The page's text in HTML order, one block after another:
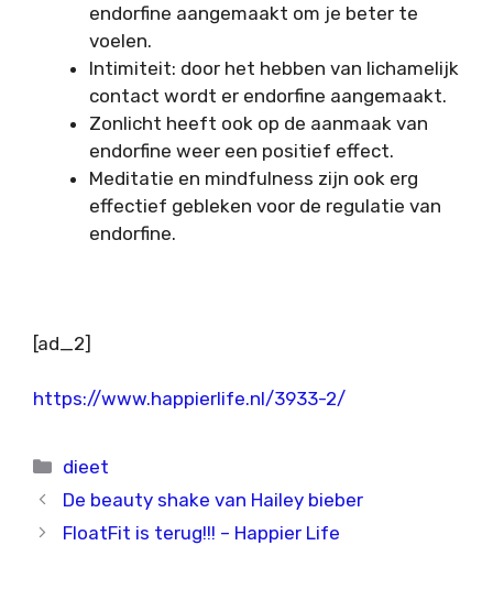
endorfine aangemaakt om je beter te
voelen.
Intimiteit: door het hebben van lichamelijk
contact wordt er endorfine aangemaakt.
Zonlicht heeft ook op de aanmaak van
endorfine weer een positief effect.
Meditatie en mindfulness zijn ook erg
effectief gebleken voor de regulatie van
endorfine.
[ad_2]
https://www.happierlife.nl/3933-2/
Categorieën
dieet
De beauty shake van Hailey bieber
FloatFit is terug!!! – Happier Life